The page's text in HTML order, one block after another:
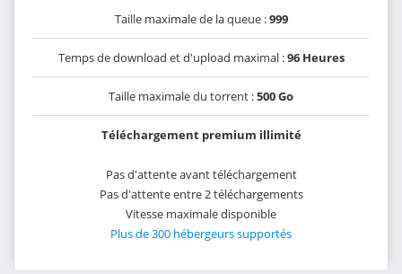
Taille maximale de la queue :999
Temps de download et d'upload maximal :96 Heures
Taille maximale du torrent :500 Go
Téléchargement premium illimité
Pas d'attente avant téléchargement
Pas d'attente entre 2 téléchargements
Vitesse maximale disponible
Plus de 300 hébergeurs supportés